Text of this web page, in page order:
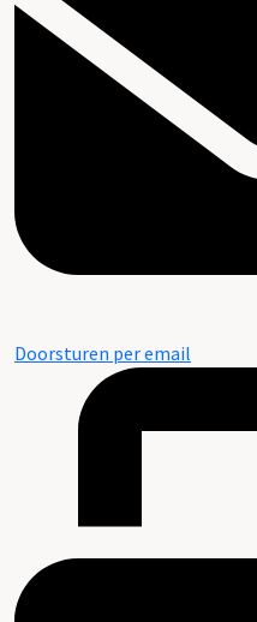
Doorsturen per email